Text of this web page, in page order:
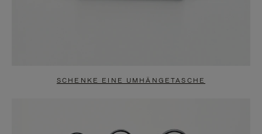
SCHENKE EINE UMHÄNGETASCHE